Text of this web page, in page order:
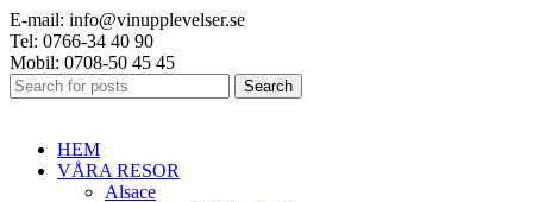
E-mail: info@vinupplevelser.se
Tel: 0766-34 40 90
Mobil: 0708-50 45 45
Search
HEM
VÅRA RESOR
Alsace